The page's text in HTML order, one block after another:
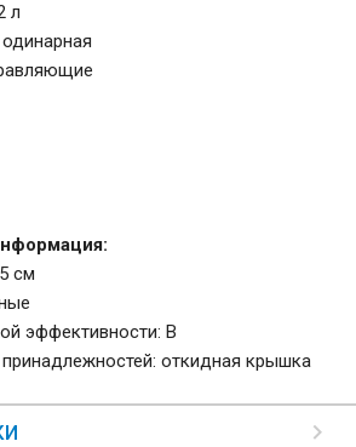
л
см
эффективности: B
откидная крышка